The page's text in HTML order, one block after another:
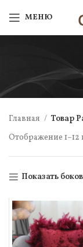
МЕНЮ
Главная Товар
Отображение 1–12
Показать